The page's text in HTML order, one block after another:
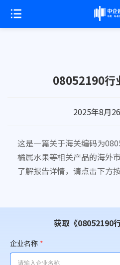
08052190行
2025年8月
这是一篇关于海关编码为
橘属水果等相关产品的海外
了解报告详情，请点击下方按
获取《08052190
企业名称 *